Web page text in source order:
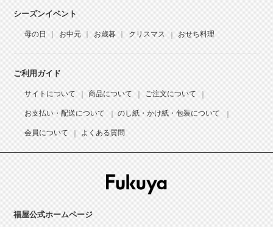
シーズンイベント
母の日 お中元 お歳暮 クリスマス おせち料理
ご利用ガイド
サイトについて 商品について ご注文について
お支払い・配送について のし紙・かけ紙・包装について
会員について よくある質問
福屋公式ホームページ